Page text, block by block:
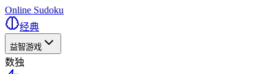
Online Sudoku
经典
益智游戏
数独